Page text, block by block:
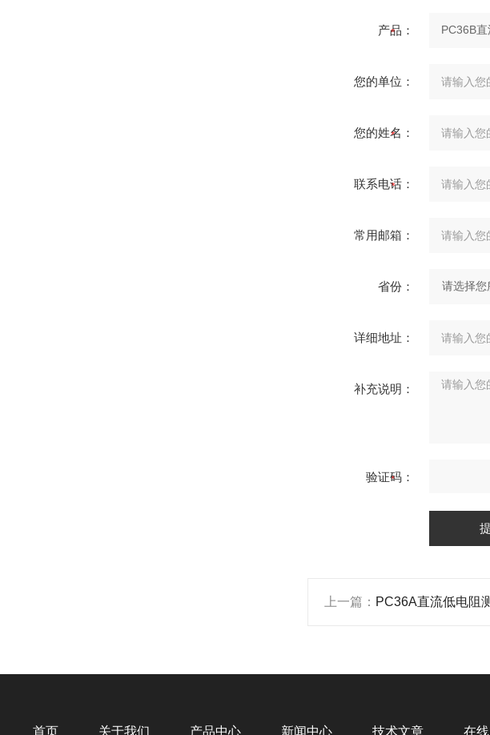
产品：
您的单位：
您的姓名：
联系电话：
常用邮箱：
省份：
详细地址：
补充说明：
验证码：
上一篇： PC36A直流低电阻
首页 关于我们 产品中心 新闻中心 技术文章 在